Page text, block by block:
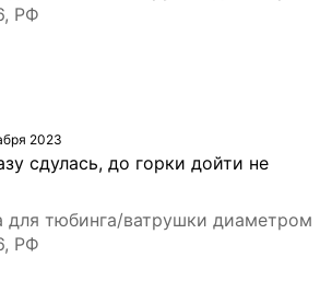
РФ
2023
сдулась, до горки дойти не
тюбинга/ватрушки диаметром
РФ